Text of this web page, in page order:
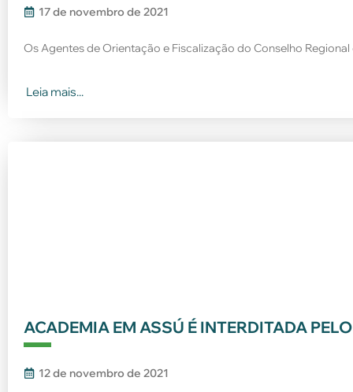
17 de novembro de 2021
Os Agentes de Orientação e Fiscalização do Conselho Regional
Leia mais...
ACADEMIA EM ASSÚ É INTERDITADA
12 de novembro de 2021